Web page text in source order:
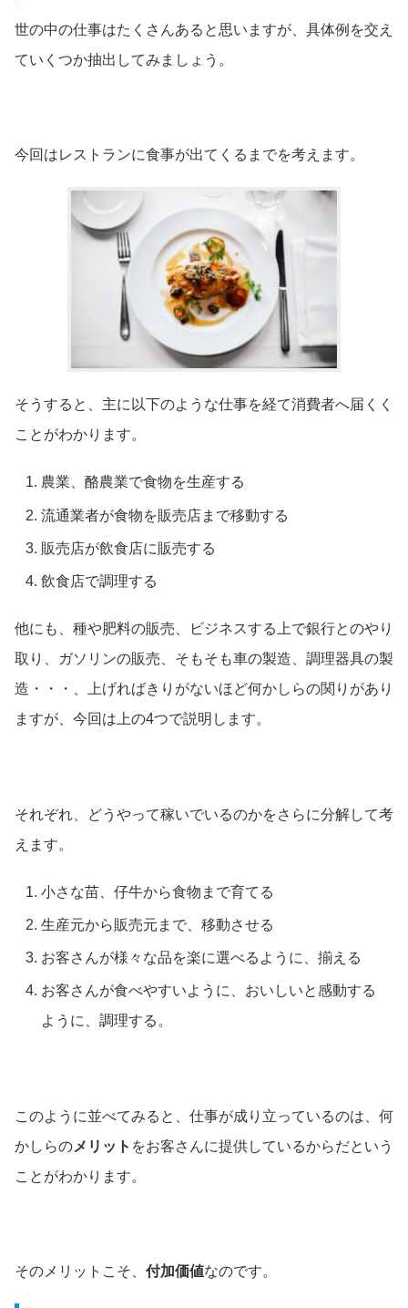
世の中の仕事はたくさんあると思いますが、具体例を交え
ていくつか抽出してみましょう。
今回はレストランに食事が出てくるまでを考えます。
そうすると、主に以下のような仕事を経て消費者へ届くく
ことがわかります。
農業、酪農業で食物を生産する
流通業者が食物を販売店まで移動する
販売店が飲食店に販売する
飲食店で調理する
他にも、種や肥料の販売、ビジネスする上で銀行とのやり
取り、ガソリンの販売、そもそも車の製造、調理器具の製
造・・・、上げればきりがないほど何かしらの関りがあり
ますが、今回は上の4つで説明します。
それぞれ、どうやって稼いでいるのかをさらに分解して考
えます。
小さな苗、仔牛から食物まで育てる
生産元から販売元まで、移動させる
お客さんが様々な品を楽に選べるように、揃える
お客さんが食べやすいように、おいしいと感動する
ように、調理する。
このように並べてみると、仕事が成り立っているのは、何
かしらのメリット をお客さんに提供しているからだという
ことがわかります。
そのメリットこそ、 付加価値なのです。